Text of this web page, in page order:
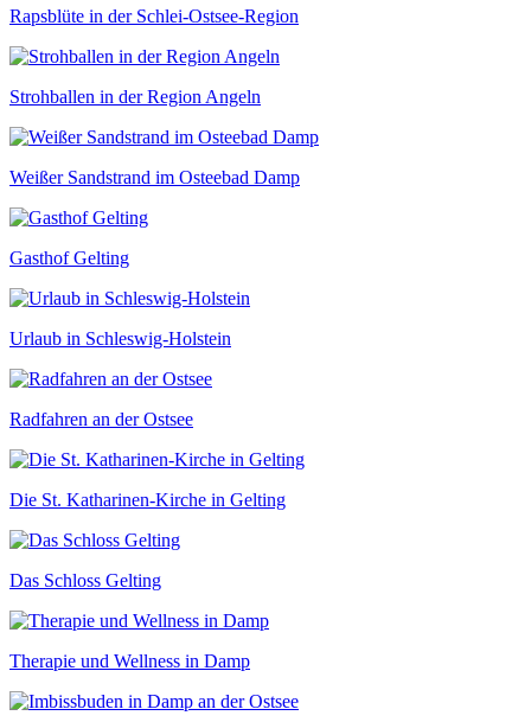
Rapsblüte in der Schlei-Ostsee-Region
Strohballen in der Region Angeln
Weißer Sandstrand im Osteebad Damp
Gasthof Gelting
Urlaub in Schleswig-Holstein
Radfahren an der Ostsee
Die St. Katharinen-Kirche in Gelting
Das Schloss Gelting
Therapie und Wellness in Damp